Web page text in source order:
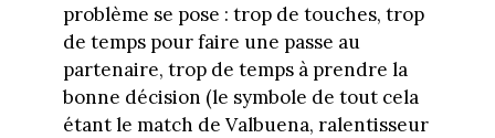
problème se pose : trop de touches, trop
de temps pour faire une passe au
partenaire, trop de temps à prendre la
bonne décision (le symbole de tout cela
étant le match de Valbuena, ralentisseur